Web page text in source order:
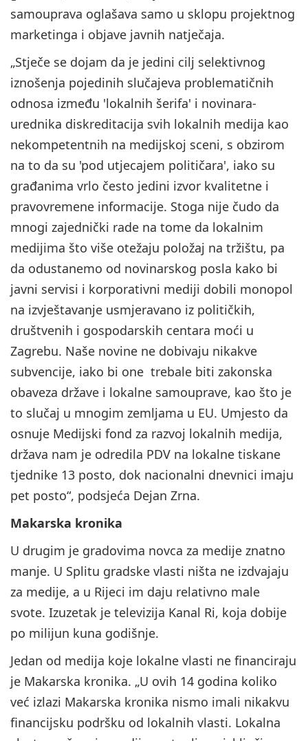
samouprava oglašava samo u sklopu projektnog
marketinga i objave javnih natječaja.
„Stječe se dojam da je jedini cilj selektivnog
iznošenja pojedinih slučajeva problematičnih
odnosa između 'lokalnih šerifa' i novinara-
urednika diskreditacija svih lokalnih medija kao
nekompetentnih na medijskoj sceni, s obzirom
na to da su 'pod utjecajem političara', iako su
građanima vrlo često jedini izvor kvalitetne i
pravovremene informacije. Stoga nije čudo da
mnogi zajednički rade na tome da lokalnim
medijima što više otežaju položaj na tržištu, pa
da odustanemo od novinarskog posla kako bi
javni servisi i korporativni mediji dobili monopol
na izvještavanje usmjeravano iz političkih,
društvenih i gospodarskih centara moći u
Zagrebu. Naše novine ne dobivaju nikakve
subvencije, iako bi one trebale biti zakonska
obaveza države i lokalne samouprave, kao što je
to slučaj u mnogim zemljama u EU. Umjesto da
osnuje Medijski fond za razvoj lokalnih medija,
država nam je odredila PDV na lokalne tiskane
tjednike 13 posto, dok nacionalni dnevnici imaju
pet posto“, podsjeća Dejan Zrna.
Makarska kronika
U drugim je gradovima novca za medije znatno
manje. U Splitu gradske vlasti ništa ne izdvajaju
za medije, a u Rijeci im daju relativno male
svote. Izuzetak je televizija Kanal Ri, koja dobije
po milijun kuna godišnje.
Jedan od medija koje lokalne vlasti ne financiraju
je Makarska kronika. „U ovih 14 godina koliko
već izlazi Makarska kronika nismo imali nikakvu
financijsku podršku od lokalnih vlasti. Lokalna